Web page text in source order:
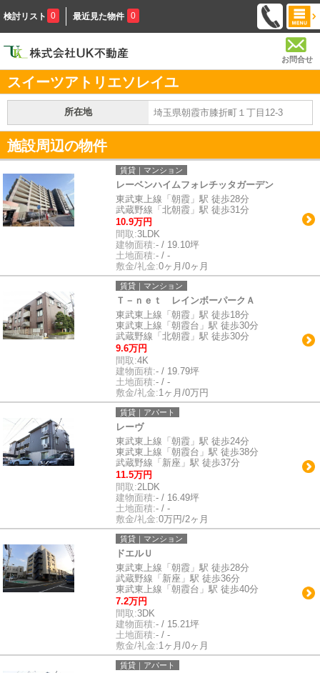
検討リスト 0 最近見た物件 0
お問合せ
スイーツアトリエソレイユ
所在地 埼玉県朝霞市膝折町１丁目12-3
施設周辺の物件
賃貸｜マンション
レーベンハイムフォレチッタガーデン
東武東上線「朝霞」駅 徒歩28分
武蔵野線「北朝霞」駅 徒歩31分
10.9万円
間取:3LDK
建物面積:- / 19.10坪
土地面積:- / -
敷金/礼金:0ヶ月/0ヶ月
賃貸｜マンション
Ｔ－ｎｅｔ レインボーパークＡ
東武東上線「朝霞」駅 徒歩18分
東武東上線「朝霞台」駅 徒歩30分
武蔵野線「北朝霞」駅 徒歩30分
9.6万円
間取:4K
建物面積:- / 19.79坪
土地面積:- / -
敷金/礼金:1ヶ月/0万円
賃貸｜アパート
レーヴ
東武東上線「朝霞」駅 徒歩24分
東武東上線「朝霞台」駅 徒歩38分
武蔵野線「新座」駅 徒歩37分
11.5万円
間取:2LDK
建物面積:- / 16.49坪
土地面積:- / -
敷金/礼金:0万円/2ヶ月
賃貸｜マンション
ドエルＵ
東武東上線「朝霞」駅 徒歩28分
武蔵野線「新座」駅 徒歩36分
東武東上線「朝霞台」駅 徒歩40分
7.2万円
間取:3DK
建物面積:- / 15.21坪
土地面積:- / -
敷金/礼金:1ヶ月/0ヶ月
賃貸｜アパート